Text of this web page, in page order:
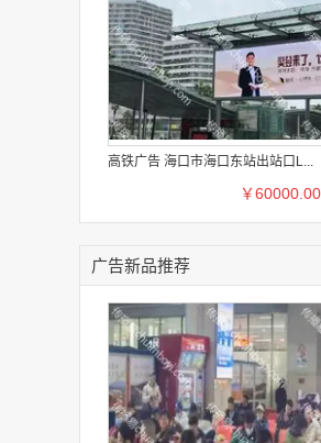
高铁广告 海口市海口东站出站口L...
￥60000.00
广告新品推荐